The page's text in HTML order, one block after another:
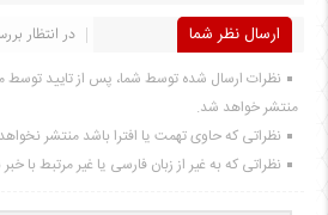
ارسال نظر شما
در انتظار
نظرات ارسال شده توسط شما، پس از تایید توسط
منتشر خواهد شد.
نظراتی که حاوی تهمت یا افترا باشد منتشر
نظراتی که به غیر از زبان فارسی یا غیر مرتبط با